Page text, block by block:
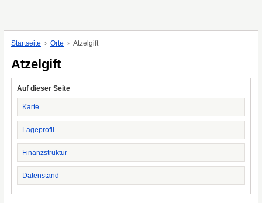
Startseite Orte Atzelgift
Atzelgift
Auf dieser Seite
Karte
Lageprofil
Finanzstruktur
Datenstand